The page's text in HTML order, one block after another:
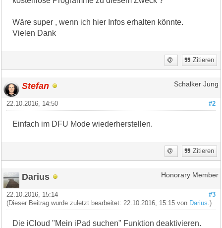
Wäre super , wenn ich hier Infos erhalten könnte.
Vielen Dank
Zitieren
Stefan Schalker Jung
#2
22.10.2016, 14:50
Einfach im DFU Mode wiederherstellen.
Zitieren
Darius Honorary Member
#3
22.10.2016, 15:14
(Dieser Beitrag wurde zuletzt bearbeitet: 22.10.2016, 15:15 von Darius .)
Die iCloud "Mein iPad suchen" Funktion deaktivieren.